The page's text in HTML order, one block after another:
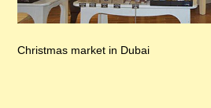
Christmas market in Dubai